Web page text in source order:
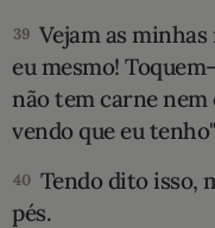
39 Vejam as minhas
eu mesmo!
não tem carne nem
vendo que eu
40 Tendo dito isso,
pés.